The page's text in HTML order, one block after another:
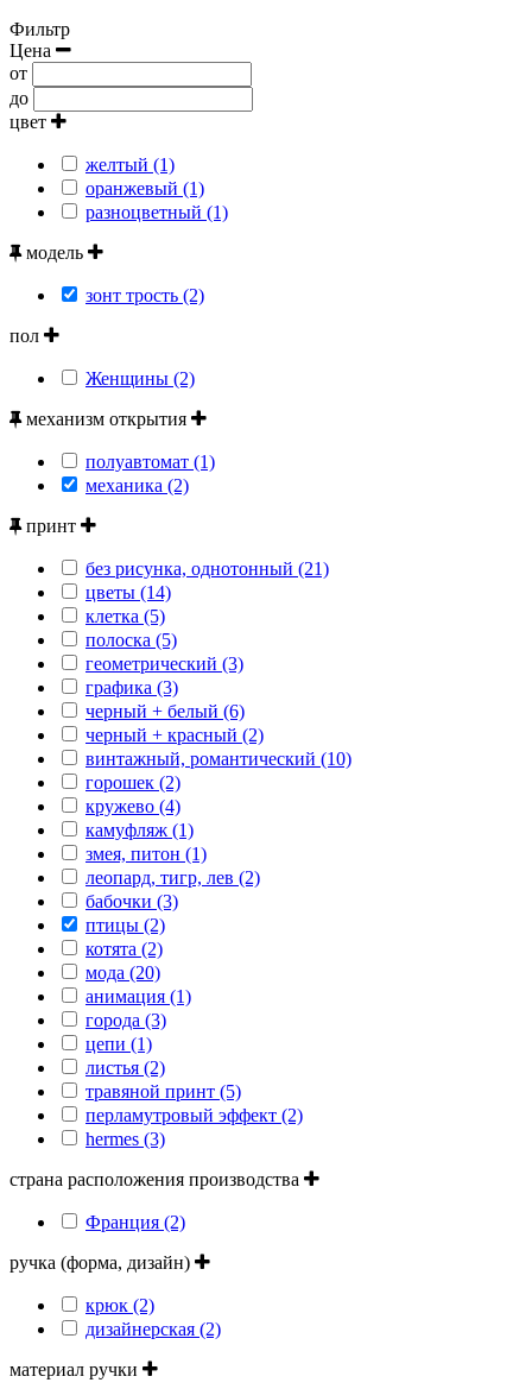
Фильтр
Цена
от
до
цвет
желтый (1)
оранжевый (1)
разноцветный (1)
модель
зонт трость (2)
пол
Женщины (2)
механизм открытия
полуавтомат (1)
механика (2)
принт
без рисунка, однотонный (21)
цветы (14)
клетка (5)
полоска (5)
геометрический (3)
графика (3)
черный + белый (6)
черный + красный (2)
винтажный, романтический (10)
горошек (2)
кружево (4)
камуфляж (1)
змея, питон (1)
леопард, тигр, лев (2)
бабочки (3)
птицы (2)
котята (2)
мода (20)
анимация (1)
города (3)
цепи (1)
листья (2)
травяной принт (5)
перламутровый эффект (2)
hermes (3)
страна расположения производства
Франция (2)
ручка (форма, дизайн)
крюк (2)
дизайнерская (2)
материал ручки